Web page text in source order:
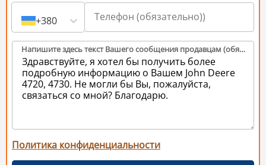
+380
Напишите здесь текст Вашего сообщения продавцам (обязательно)
Политика конфиденциальности